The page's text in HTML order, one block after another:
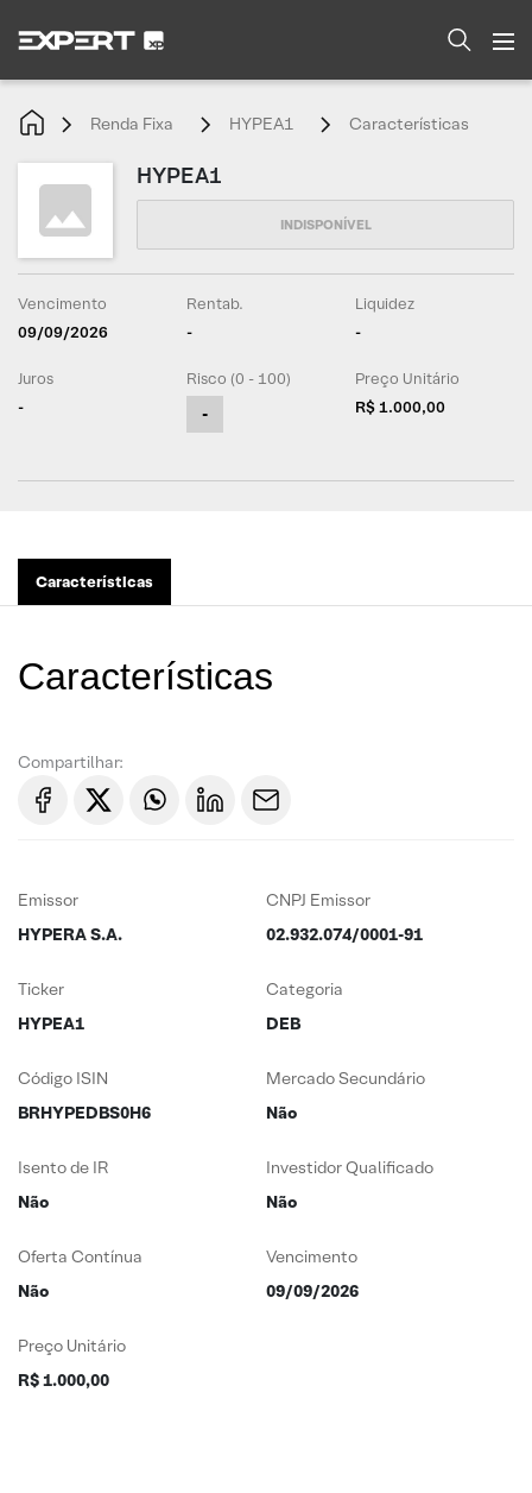
Renda Fixa HYPEA1 Características
HYPEA1
Vencimento
09/09/2026
Rentab.
-
Liquidez
-
Juros
-
Risco (0 - 100)
-
Preço Unitário
R$ 1.000,00
Características
Características
Compartilhar:
Emissor
HYPERA S.A.
CNPJ Emissor
02.932.074/0001-91
Ticker
HYPEA1
Categoria
DEB
Código ISIN
BRHYPEDBS0H6
Mercado Secundário
Não
Isento de IR
Não
Investidor Qualificado
Não
Oferta Contínua
Não
Vencimento
09/09/2026
Preço Unitário
R$ 1.000,00